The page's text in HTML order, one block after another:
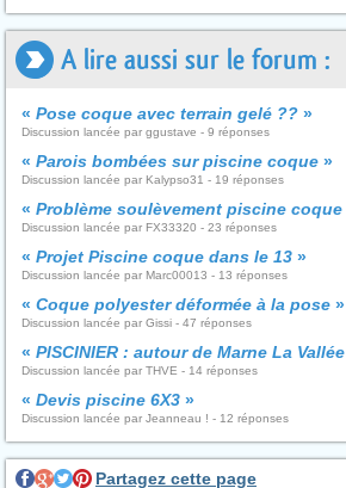
A lire aussi sur le forum :
« Pose coque avec terrain gelé ?? »
Discussion lancée par ggustave - 9 réponses
« Parois bombées sur piscine coque »
Discussion lancée par Kalypso31 - 19 réponses
« Problème soulèvement piscine coque
Discussion lancée par FX33320 - 23 réponses
« Projet Piscine coque dans le 13 »
Discussion lancée par Marc00013 - 13 réponses
« Coque polyester déformée à la pose »
Discussion lancée par Gissi - 47 réponses
« PISCINIER : autour de Marne La Vallée
Discussion lancée par THVE - 14 réponses
« Devis piscine 6X3 »
Discussion lancée par Jeanneau ! - 12 réponses
Partagez cette page